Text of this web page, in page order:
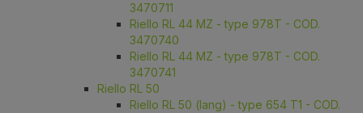
3470711
Riello RL 44 MZ - type 978T - COD.
3470740
Riello RL 44 MZ - type 978T - COD.
3470741
Riello RL 50
Riello RL 50 (lang) - type 654 T1 - COD.